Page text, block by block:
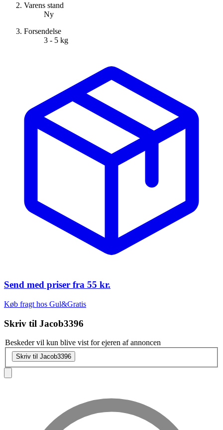
Varens stand
Ny
Forsendelse
3 - 5 kg
Send med priser fra 55 kr.
Køb fragt hos Gul&Gratis
Skriv til Jacob3396
Beskeder vil kun blive vist for ejeren af annoncen
Skriv til Jacob3396